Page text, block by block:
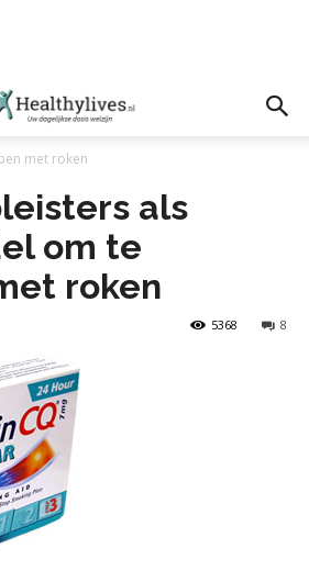
met roken
als
om te
roken
8
5368